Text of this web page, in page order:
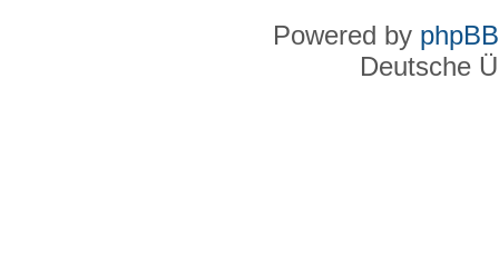
Powered by phpBB
Deutsche